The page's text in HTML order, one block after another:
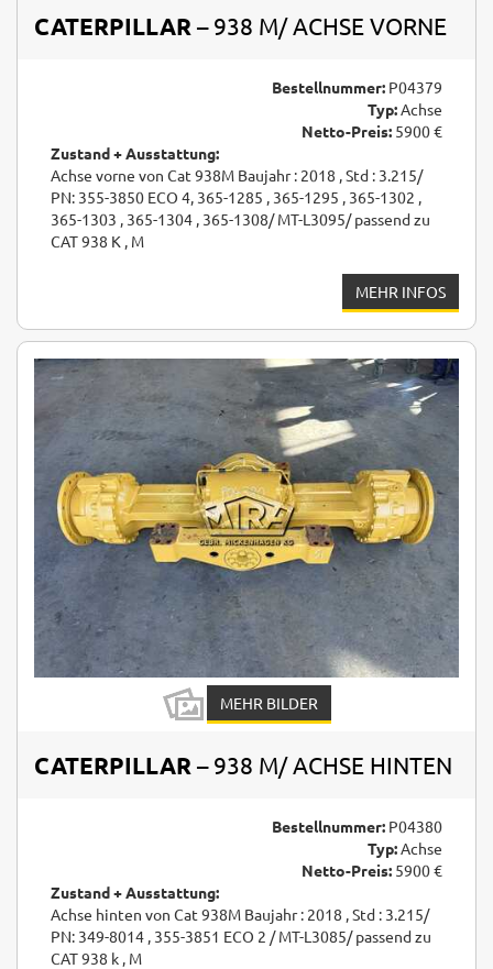
CATERPILLAR – 938 M/ ACHSE VORNE
Bestellnummer: P04379
Typ:Achse
Netto-Preis: 5900 €
Zustand + Ausstattung:
Achse vorne von Cat 938M Baujahr : 2018 , Std : 3.215/
PN: 355-3850 ECO 4, 365-1285 , 365-1295 , 365-1302 ,
365-1303 , 365-1304 , 365-1308/ MT-L3095/ passend zu
CAT 938 K , M
MEHR INFOS
MEHR BILDER
CATERPILLAR – 938 M/ ACHSE HINTEN
Bestellnummer: P04380
Typ:Achse
Netto-Preis: 5900 €
Zustand + Ausstattung:
Achse hinten von Cat 938M Baujahr : 2018 , Std : 3.215/
PN: 349-8014 , 355-3851 ECO 2 / MT-L3085/ passend zu
CAT 938 k , M